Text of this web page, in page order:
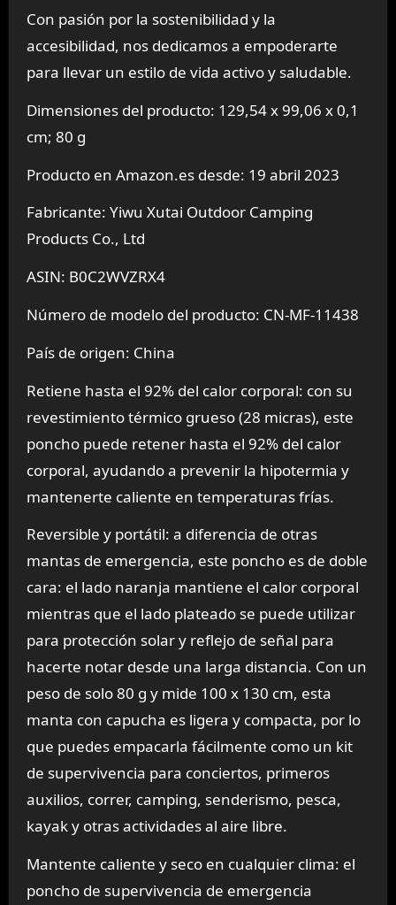
Con pasión por la sostenibilidad y la
accesibilidad, nos dedicamos a empoderarte
para llevar un estilo de vida activo y saludable.
Dimensiones del producto: 129,54 x 99,06 x 0,1
cm; 80 g
Producto en Amazon.es desde: 19 abril 2023
Fabricante: Yiwu Xutai Outdoor Camping
Products Co., Ltd
ASIN: B0C2WVZRX4
Número de modelo del producto: CN-MF-11438
País de origen: China
Retiene hasta el 92% del calor corporal: con su
revestimiento térmico grueso (28 micras), este
poncho puede retener hasta el 92% del calor
corporal, ayudando a prevenir la hipotermia y
mantenerte caliente en temperaturas frías.
Reversible y portátil: a diferencia de otras
mantas de emergencia, este poncho es de doble
cara: el lado naranja mantiene el calor corporal
mientras que el lado plateado se puede utilizar
para protección solar y reflejo de señal para
hacerte notar desde una larga distancia. Con un
peso de solo 80 g y mide 100 x 130 cm, esta
manta con capucha es ligera y compacta, por lo
que puedes empacarla fácilmente como un kit
de supervivencia para conciertos, primeros
auxilios, correr, camping, senderismo, pesca,
kayak y otras actividades al aire libre.
Mantente caliente y seco en cualquier clima: el
poncho de supervivencia de emergencia